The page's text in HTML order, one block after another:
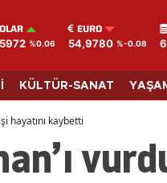
%0.06
EURO
54,9780 %-0.08
KÜLTÜR-SANAT
hayatını kaybetti